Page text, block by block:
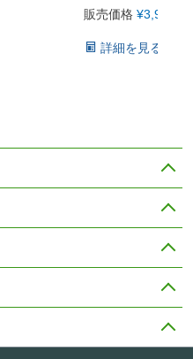
販売価格 ¥3,905
詳細を見る